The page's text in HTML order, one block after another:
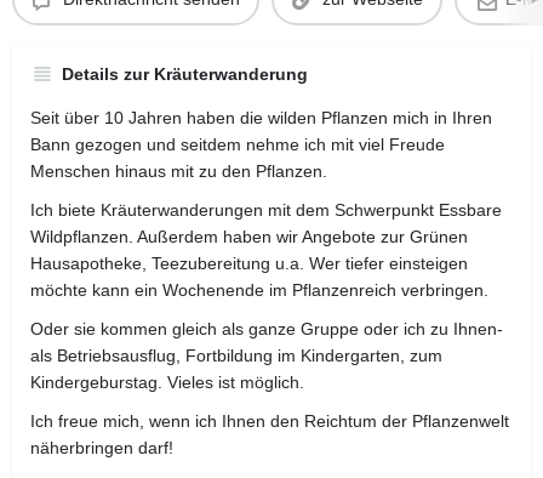
Details zur Kräuterwanderung
Seit über 10 Jahren haben die wilden Pflanzen mich in Ihren
Bann gezogen und seitdem nehme ich mit viel Freude
Menschen hinaus mit zu den Pflanzen.
Ich biete Kräuterwanderungen mit dem Schwerpunkt Essbare
Wildpflanzen. Außerdem haben wir Angebote zur Grünen
Hausapotheke, Teezubereitung u.a. Wer tiefer einsteigen
möchte kann ein Wochenende im Pflanzenreich verbringen.
Oder sie kommen gleich als ganze Gruppe oder ich zu Ihnen-
als Betriebsausflug, Fortbildung im Kindergarten, zum
Kindergeburstag. Vieles ist möglich.
Ich freue mich, wenn ich Ihnen den Reichtum der Pflanzenwelt
näherbringen darf!